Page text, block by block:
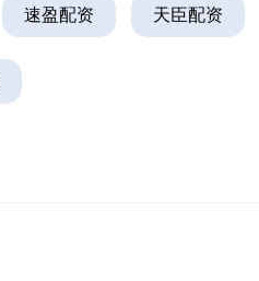
速盈配资 天臣配资